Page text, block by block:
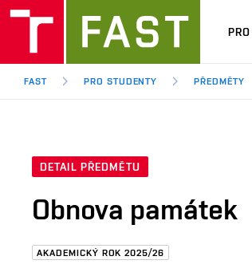
FAST PRO STUDENTY PŘEDMĚTY
DETAIL PŘEDMĚTU
Obnova památek
AKADEMICKÝ ROK 2025/26